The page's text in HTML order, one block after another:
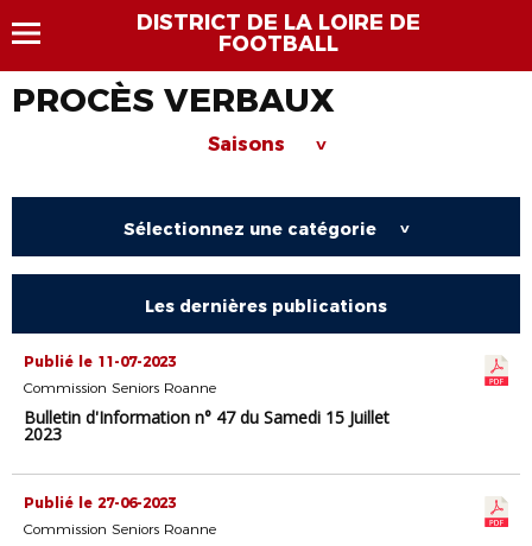
DISTRICT DE LA LOIRE DE
FOOTBALL
PROCÈS VERBAUX
Saisons >
Sélectionnez une catégorie >
Les dernières publications
Publié le 11-07-2023
Commission Seniors Roanne
Bulletin d'Information n° 47 du Samedi 15 Juillet
2023
Publié le 27-06-2023
Commission Seniors Roanne